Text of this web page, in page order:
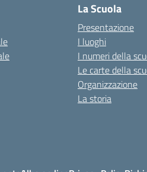
La Scuola
Presentazione
I luoghi
I numeri della
Le carte della
Organizzazione
La storia